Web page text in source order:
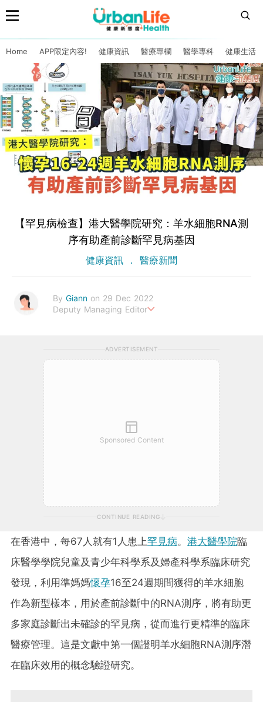
Home APP限定內容! 健康資訊 醫療專欄 醫學專科 健康生活
【罕見病檢查】港大醫學院研究：羊水細胞RNA測
序有助產前診斷罕見病基因
健康資訊 醫療新聞
By Giann on 29 Dec 2022
Deputy Managing Editor
ADVERTISEMENT
Sponsored Content
CONTINUE READING
在香港中，每67人就有1人患上罕見病。 港大醫學院臨
床醫學學院兒童及青少年科學系及婦產科學系臨床研究
發現，利用準媽媽懷孕16至24週期間獲得的羊水細胞
作為新型樣本，用於產前診斷中的RNA測序，將有助更
多家庭診斷出未確診的罕見病，從而進行更精準的臨床
醫療管理。這是文獻中第一個證明羊水細胞RNA測序潛
在臨床效用的概念驗證研究。